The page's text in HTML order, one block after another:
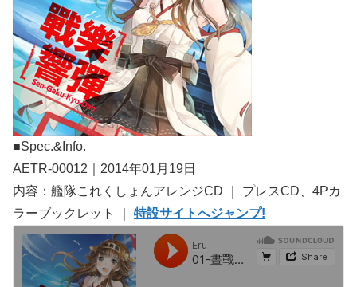
■Spec.&Info.
AETR-00012｜2014年01月19日
内容：艦隊これくしょんアレンジCD ｜ プレスCD、4Pカ
ラーブックレット ｜ 特設サイトへジャンプ!